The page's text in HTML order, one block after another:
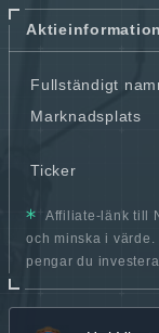
Aktieinformation
Fullständigt
Marknadsplats
Ticker
Affiliate-länk till
och minska i
pengar du